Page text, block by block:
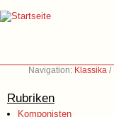
Navigation: Klassika /
Rubriken
Komponisten